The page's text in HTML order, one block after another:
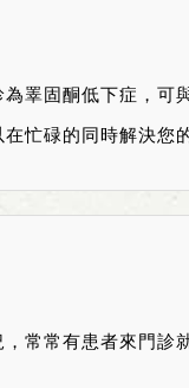
睪固酮低下症，可
忙碌的同時解決您的
常常有患者來門